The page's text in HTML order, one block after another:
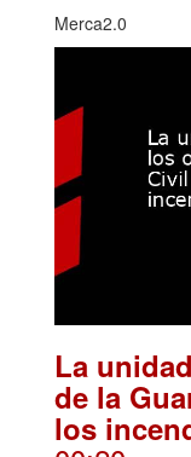
Merca2.0
La
de la
los